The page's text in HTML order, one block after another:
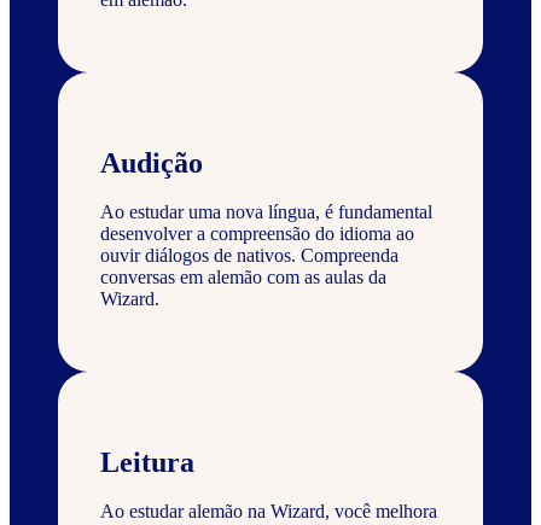
Audição
Ao estudar uma nova língua, é fundamental
desenvolver a compreensão do idioma ao
ouvir diálogos de nativos. Compreenda
conversas em alemão com as aulas da
Wizard.
Leitura
Ao estudar alemão na Wizard, você melhora